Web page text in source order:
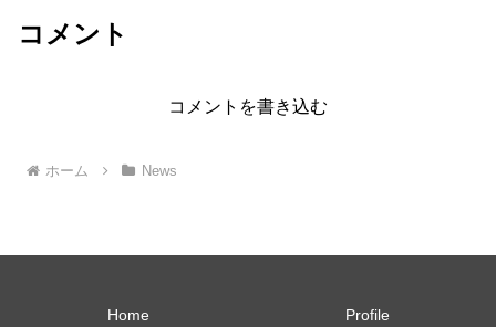
コメント
コメントを書き込む
ホーム News
Home
Profile